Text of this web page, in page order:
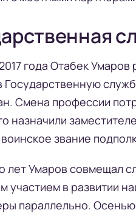
года Отабек
Государственную
Смена профессии
назначили
звание
лет Умаров совмещал
участием в развитии
параллельно.